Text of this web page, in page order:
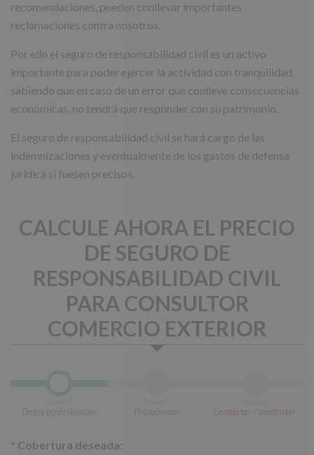
recomendaciones, pueden conllevar importantes
reclamaciones contra nosotros.
Por ello el seguro de responsabilidad civil es un activo
importante para poder ejercer la actividad con tranquilidad,
sabiendo que en caso de un error que conlleve consecuencias
económicas, no tendrá que responder con su patrimonio.
El seguro de responsabilidad civil se hará cargo de las
indemnizaciones y eventualmente de los gastos de defensa
jurídica si fuesen precisos.
CALCULE AHORA EL PRECIO
DE SEGURO DE
RESPONSABILIDAD CIVIL
PARA CONSULTOR
COMERCIO EXTERIOR
Datos profesionales Presupuesto Contactar / contratar
* Cobertura deseada: